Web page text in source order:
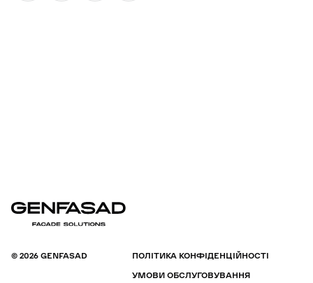
© 2026 GENFASAD
ПОЛІТИКА КОНФІДЕНЦІЙНОСТІ
УМОВИ ОБСЛУГОВУВАННЯ